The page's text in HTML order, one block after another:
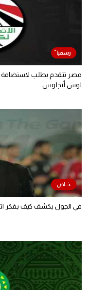
لوس أنجلوس
في الجول يكشف كيف يفكر